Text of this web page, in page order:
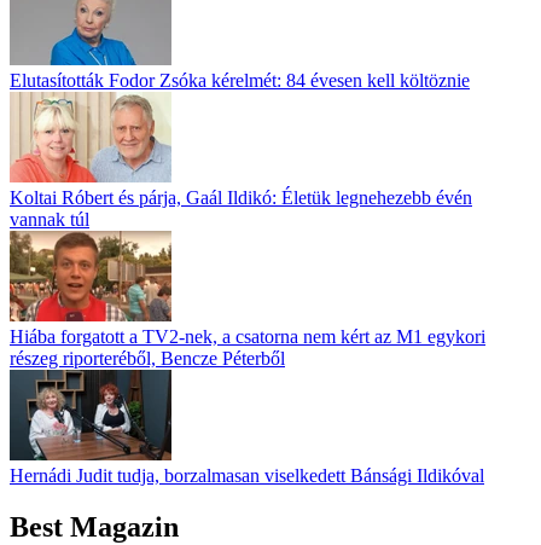
Elutasították Fodor Zsóka kérelmét: 84 évesen kell költöznie
Koltai Róbert és párja, Gaál Ildikó: Életük legnehezebb évén
vannak túl
Hiába forgatott a TV2-nek, a csatorna nem kért az M1 egykori
részeg riporteréből, Bencze Péterből
Hernádi Judit tudja, borzalmasan viselkedett Bánsági Ildikóval
Best Magazin